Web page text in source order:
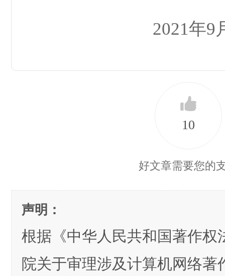
2021年9月
10
好文章需要您的
声明：
根据《中华人民共和国著作权
院关于审理涉及计算机网络著